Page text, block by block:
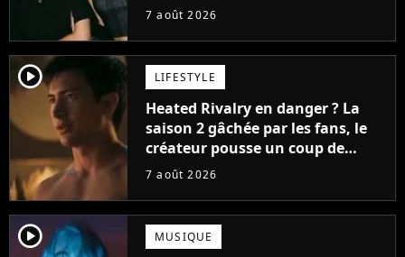
7 août 2026
player2 LIFESTYLE
Heated Rivalry en danger ? La
saison 2 gâchée par les fans, le
créateur pousse un coup de
gueule
7 août 2026
player2 MUSIQUE